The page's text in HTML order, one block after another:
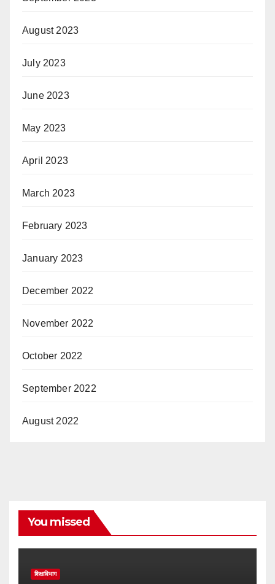
August 2023
July 2023
June 2023
May 2023
April 2023
March 2023
February 2023
January 2023
December 2022
November 2022
October 2022
September 2022
August 2022
You missed
शिक्षाविभाग